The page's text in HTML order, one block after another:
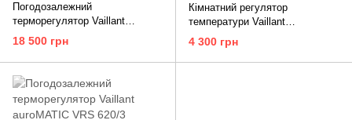
Погодозалежний
терморегулятор Vaillant
eRELAX
18 500 грн
Кімнатний регулятор
температури Vaillant
sensoROOM pure VRT 50/2
4 300 грн